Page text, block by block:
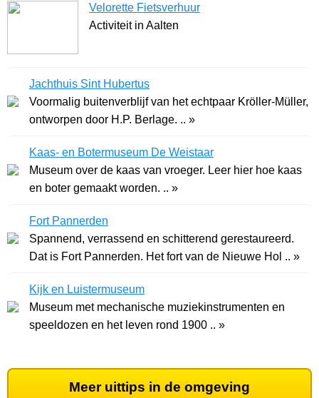
Velorette Fietsverhuur
Activiteit in Aalten
Jachthuis Sint Hubertus
Voormalig buitenverblijf van het echtpaar Kröller-Müller,
ontworpen door H.P. Berlage. .. »
Kaas- en Botermuseum De Weistaar
Museum over de kaas van vroeger. Leer hier hoe kaas
en boter gemaakt worden. .. »
Fort Pannerden
Spannend, verrassend en schitterend gerestaureerd.
Dat is Fort Pannerden. Het fort van de Nieuwe Hol .. »
Kijk en Luistermuseum
Museum met mechanische muziekinstrumenten en
speeldozen en het leven rond 1900 .. »
Meer uittips in de omgeving